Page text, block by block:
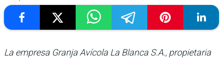
La empresa Granja Avícola La Blanca S.A., propietaria